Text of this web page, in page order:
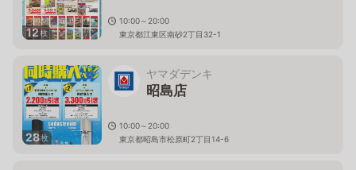
12枚
10:00～20:00
東京都江東区南砂2丁目32-1
28枚
ヤマダデンキ
昭島店
10:00～20:00
東京都昭島市松原町2丁目14-6